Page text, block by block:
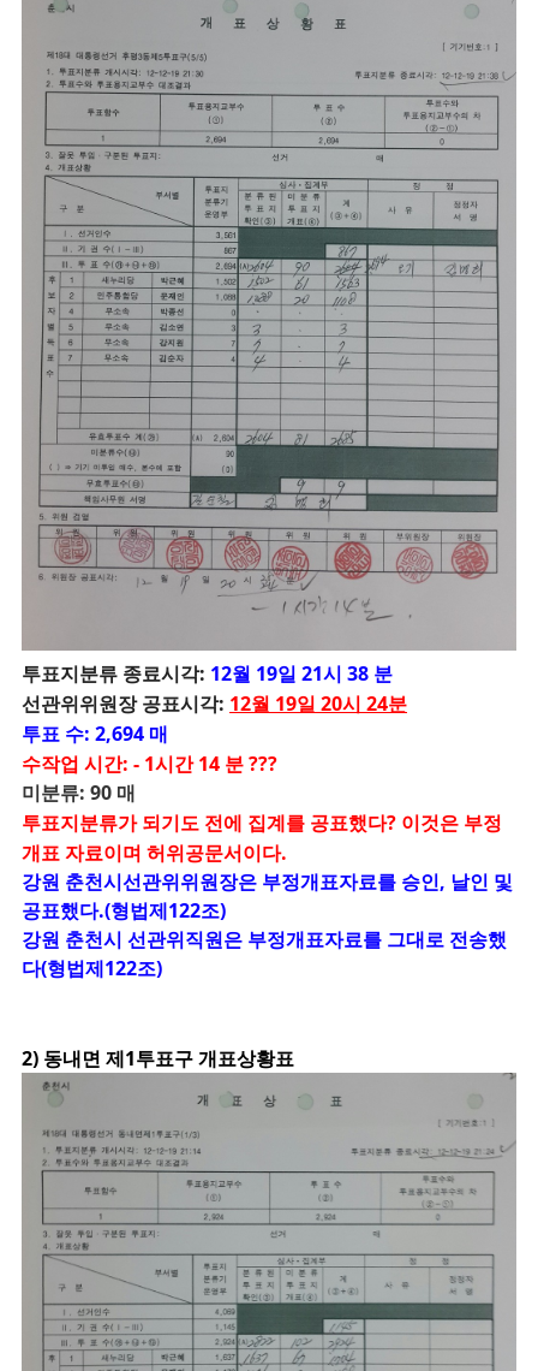
투표지분류 종료시각: 12월 19일 21시 38 분
선관위위원장 공표시각: 12월 19일 20시 24분
투표 수: 2,694 매
수작업 시간: - 1시간 14 분 ???
미분류: 90 매
투표지분류가 되기도 전에 집계를 공표했다? 이것은 부정
개표 자료이며 허위공문서이다.
강원 춘천시선관위위원장은 부정개표자료를 승인, 날인 및
공표했다.(형법제122조)
강원 춘천시 선관위직원은 부정개표자료를 그대로 전송했
다(형법제122조)
2) 동내면 제1투표구 개표상황표